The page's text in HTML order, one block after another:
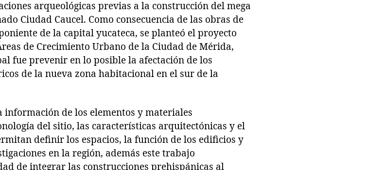
arqueológicas previas a la construcción del mega
Ciudad Caucel. Como consecuencia de las obras de
de la capital yucateca, se planteó el proyecto
de Crecimiento Urbano de la Ciudad de Mérida,
fue prevenir en lo posible la afectación de los
de la nueva zona habitacional en el sur de la
información de los elementos y materiales
del sitio, las características arquitectónicas y el
definir los espacios, la función de los edificios y
en la región, además este trabajo
de integrar las construcciones prehispánicas al